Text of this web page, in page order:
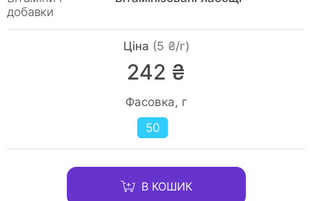
добавки
Ціна (5 ₴/г)
242 ₴
Фасовка, г
50
В КОШИК